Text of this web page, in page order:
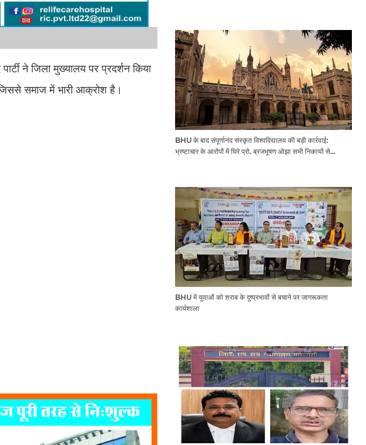
ने जिला मुख्यालय पर प्रदर्शन किया
समाज में भारी आक्रोश है।
BHU के बाद संपूर्णानंद संस्कृत विश्वविद्यालय की बड़ी कार्रवाई:
भ्रष्टाचार के आरोपों में घिरे प्रो. ब्रजभूषण ओझा सभी निकायों से
BHU में युवाओं को शराब के दुष्प्रभावों से बचाने पर जागरूकता
कार्यशाला